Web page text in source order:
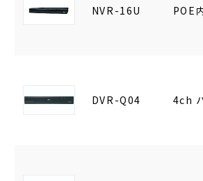
NVR-16U POE
DVR-Q04 4ch